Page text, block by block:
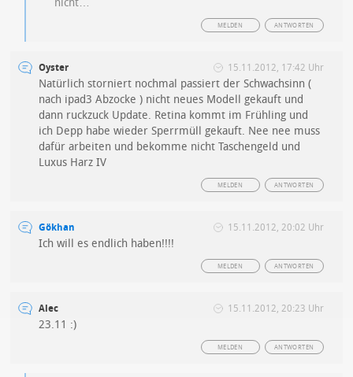
ANTWORTEN
MELDEN
Oyster 15.11.2012, 17:42 Uhr
Natürlich storniert nochmal passiert der Schwachsinn (
nach ipad3 Abzocke ) nicht neues Modell gekauft und
dann ruckzuck Update. Retina kommt im Frühling und
ich Depp habe wieder Sperrmüll gekauft. Nee nee muss
dafür arbeiten und bekomme nicht Taschengeld und
Luxus Harz IV
ANTWORTEN
MELDEN
Gökhan 15.11.2012, 20:02 Uhr
Ich will es endlich haben!!!!
ANTWORTEN
MELDEN
Alec 15.11.2012, 20:23 Uhr
23.11 :)
ANTWORTEN
MELDEN